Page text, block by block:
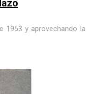
1953 y aprovechando la